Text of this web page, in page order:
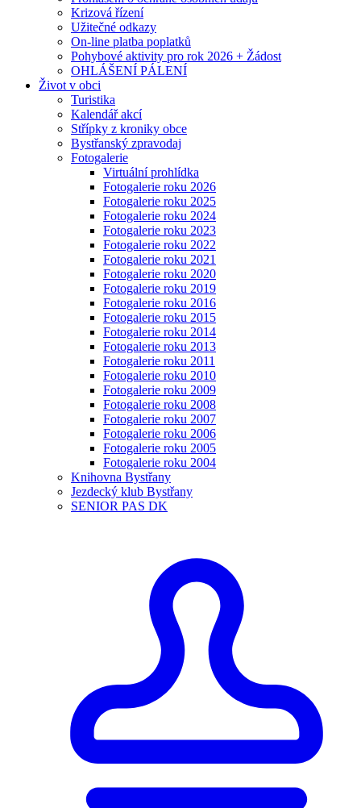
Krizová řízení
Užitečné odkazy
On-line platba poplatků
Pohybové aktivity pro rok 2026 + Žádost
OHLÁŠENÍ PÁLENÍ
Život v obci
Turistika
Kalendář akcí
Střípky z kroniky obce
Bystřanský zpravodaj
Fotogalerie
Virtuální prohlídka
Fotogalerie roku 2026
Fotogalerie roku 2025
Fotogalerie roku 2024
Fotogalerie roku 2023
Fotogalerie roku 2022
Fotogalerie roku 2021
Fotogalerie roku 2020
Fotogalerie roku 2019
Fotogalerie roku 2016
Fotogalerie roku 2015
Fotogalerie roku 2014
Fotogalerie roku 2013
Fotogalerie roku 2011
Fotogalerie roku 2010
Fotogalerie roku 2009
Fotogalerie roku 2008
Fotogalerie roku 2007
Fotogalerie roku 2006
Fotogalerie roku 2005
Fotogalerie roku 2004
Knihovna Bystřany
Jezdecký klub Bystřany
SENIOR PAS DK